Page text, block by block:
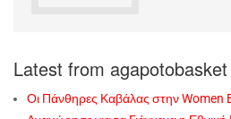
Latest from agapotobasket
Οι Πάνθηρες Καβάλας στην Women